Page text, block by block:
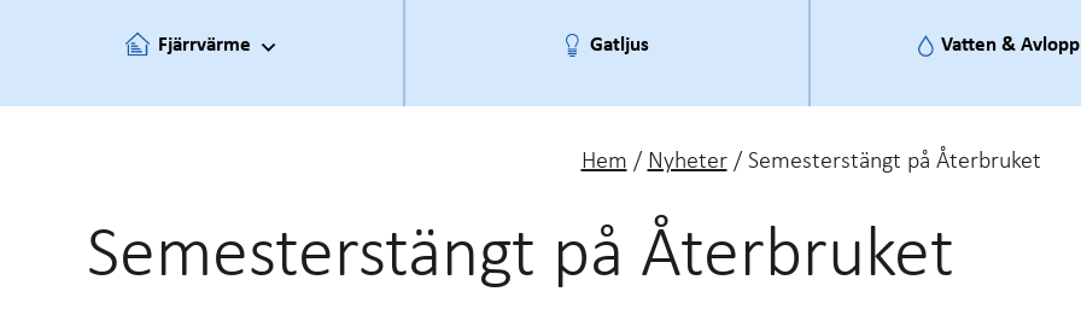
Fjärrvärme Gatljus Vatten & Avlopp
Hem / Nyheter/ Semesterstängt på Återbruket
Semesterstängt på Återbruket